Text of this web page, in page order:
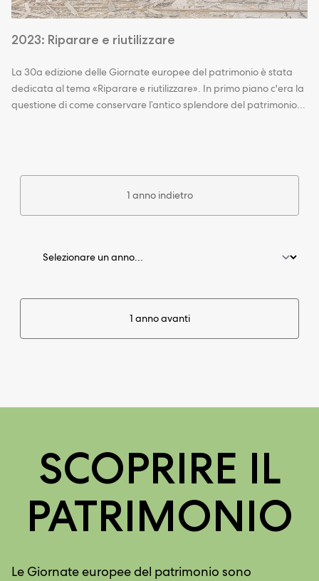
2023: Riparare e riutilizzare
La 30a edizione delle Giornate europee del patrimonio è stata
dedicata al tema «Riparare e riutilizzare». In primo piano c'era la
questione di come conservare l’antico splendore del patrimonio...
1 anno indietro
1 anno avanti
SCOPRIRE IL
PATRIMONIO
Le Giornate europee del patrimonio sono